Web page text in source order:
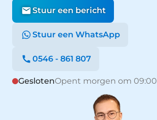
Stuur een bericht
Stuur een WhatsApp
0546 - 861 807
GeslotenOpent morgen om 09:00